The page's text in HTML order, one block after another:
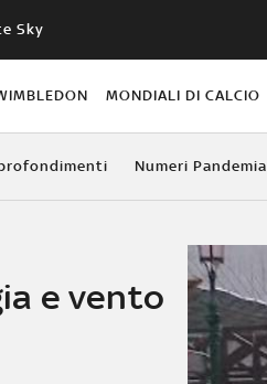
Sky
MONDIALI DI CALCIO
Numeri Pandemia
e vento